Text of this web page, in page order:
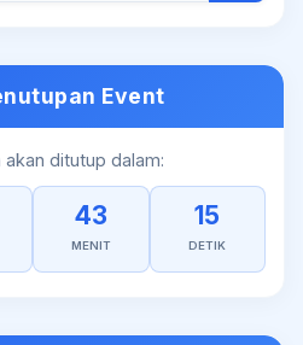
Event
akan ditutup dalam:
43
MENIT
14
DETIK